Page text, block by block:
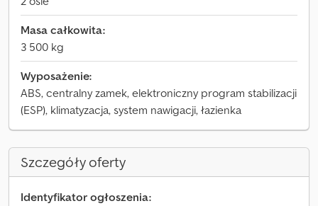
Masa całkowita:
3 500 kg
Wyposażenie:
ABS, centralny zamek, elektroniczny program stabilizacji
(ESP), klimatyzacja, system nawigacji, łazienka
Szczegóły oferty
Identyfikator ogłoszenia: